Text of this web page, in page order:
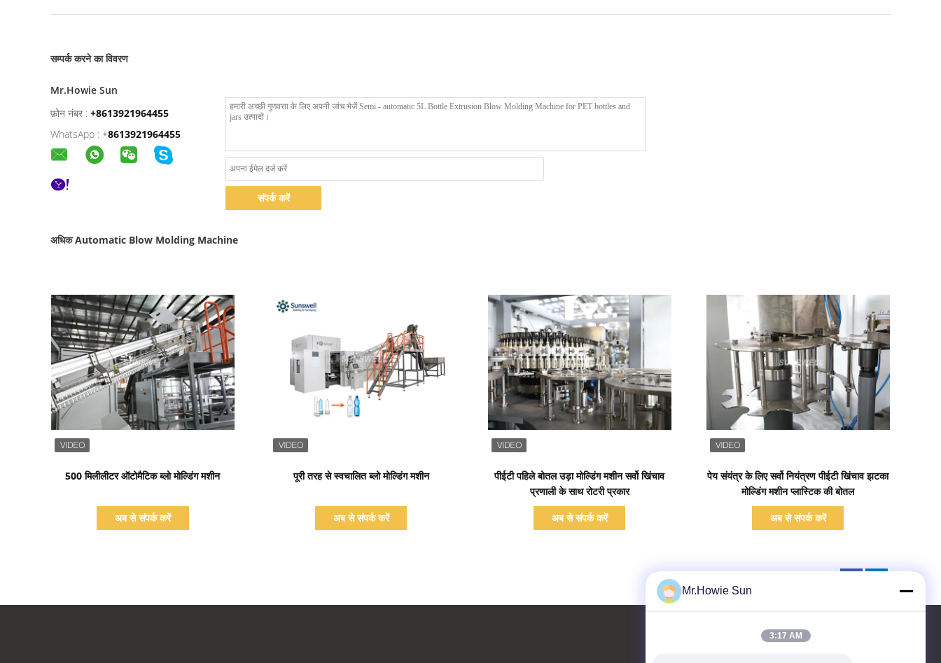
सम्पर्क करने का विवरण
Mr.Howie Sun
फ़ोन नंबर : +8613921964455
WhatsApp : +8613921964455
संपर्क करें
अधिक Automatic Blow Molding Machine
प्रदर्शन का विवरण
500 मिलीलीटर ऑटोमैटिक ब्लो मोल्डिंग मशीन
अब से संपर्क करें
प्रदर्शन का विवरण
पूरी तरह से स्वचालित ब्लो मोल्डिंग मशीन
अब से संपर्क करें
प्रदर्शन का विवरण
पीईटी पहिले बोतल उड़ा मोल्डिंग मशीन सर्वो खिंचाव
प्रणाली के साथ रोटरी प्रकार
अब से संपर्क करें
प्रदर्शन का विवरण
पेय संयंत्र के लिए सर्वो नियंत्रण पीईटी खिंचाव झटका
मोल्डिंग मशीन प्लास्टिक की बोतल
अब से संपर्क करें
Mr.Howie Sun
3:17 AM